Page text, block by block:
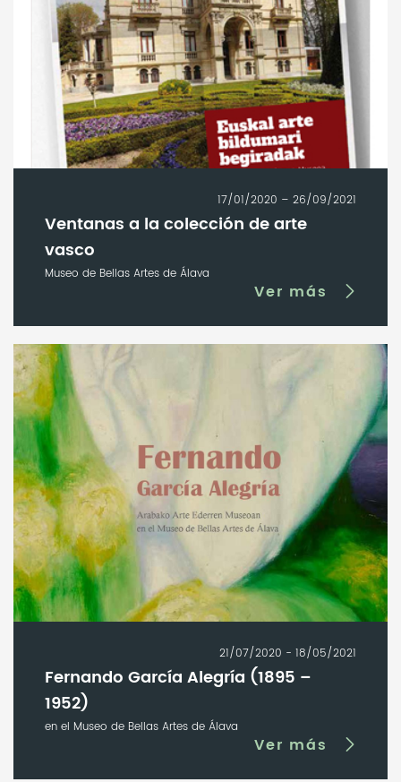
17/01/2020 – 26/09/2021
Ventanas a la colección de arte
vasco
Museo de Bellas Artes de Álava
Ver más
21/07/2020 - 18/05/2021
Fernando García Alegría (1895 –
1952)
en el Museo de Bellas Artes de Álava
Ver más